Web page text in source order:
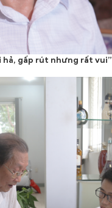
hả, gấp rút nhưng rất vui”